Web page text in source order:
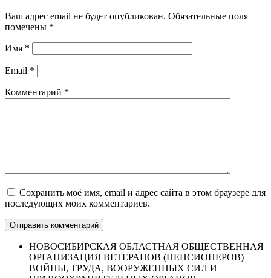
Ваш адрес email не будет опубликован. Обязательные поля
помечены *
Имя *
Email *
Комментарий *
Сохранить моё имя, email и адрес сайта в этом браузере для
последующих моих комментариев.
НОВОСИБИРСКАЯ ОБЛАСТНАЯ ОБЩЕСТВЕННАЯ
ОРГАНИЗАЦИЯ ВЕТЕРАНОВ (ПЕНСИОНЕРОВ)
ВОЙНЫ, ТРУДА, ВООРУЖЕННЫХ СИЛ И